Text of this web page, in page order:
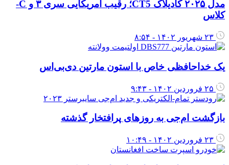
مدل ۲۰۲۵ کادیلاک CT5؛ رقیب آمریکایی سری ۳ و C-
۲۳ شهریور ۱۴۰۲ - ۸:۵۴
خداحافظی خاص با استون مارتین دی‌بی‌اس
۲۵ فروردین ۱۴۰۲ - ۹:۴۳
ام‌جی به روزهای پرافتخار گذشته
۲۳ فروردین ۱۴۰۲ - ۱۰:۴۹